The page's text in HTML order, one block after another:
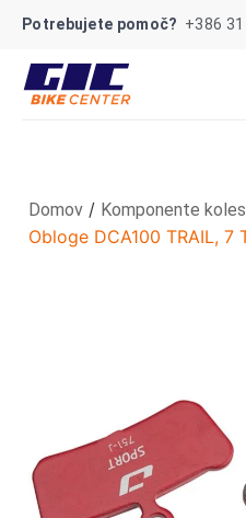
Potrebujete pomoč? +386
Domov / Komponente
Obloge DCA100 TRAIL, 7